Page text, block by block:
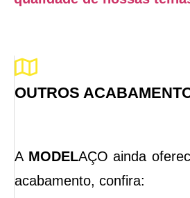
OUTROS
A MODELAÇO ainda
acabamento, confira: